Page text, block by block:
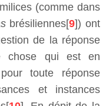
(comme dans
brésiliennes[9]) ont
de la réponse
chose qui est en
toute réponse
et instances